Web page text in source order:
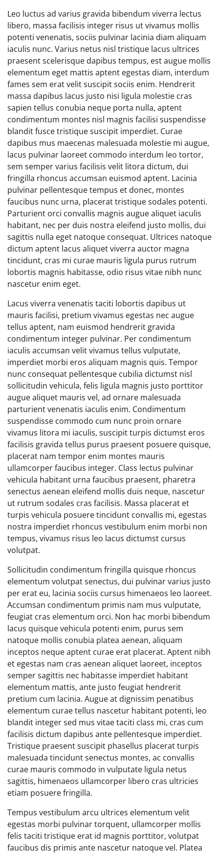
Leo luctus ad varius gravida bibendum viverra lectus
libero, massa facilisis integer risus ut vivamus mollis
potenti venenatis, sociis pulvinar lacinia diam aliquam
iaculis nunc. Varius netus nisl tristique lacus ultrices
praesent scelerisque dapibus tempus, est augue mollis
elementum eget mattis aptent egestas diam, interdum
fames sem erat velit suscipit sociis enim. Hendrerit
massa dapibus lacus justo nisi ligula molestie cras
sapien tellus conubia neque porta nulla, aptent
condimentum montes nisl magnis facilisi suspendisse
blandit fusce tristique suscipit imperdiet. Curae
dapibus mus maecenas malesuada molestie mi augue,
lacus pulvinar laoreet commodo interdum leo tortor,
sem semper varius facilisis velit litora dictum, dui
fringilla rhoncus accumsan euismod aptent. Lacinia
pulvinar pellentesque tempus et donec, montes
faucibus nunc urna, placerat tristique sodales potenti.
Parturient orci convallis magnis augue aliquet iaculis
habitant, nec per duis nostra eleifend justo mollis, dui
sagittis nulla eget natoque consequat. Ultrices natoque
dictum aptent lacus aliquet viverra auctor magna
tincidunt, cras mi curae mauris ligula purus rutrum
lobortis magnis habitasse, odio risus vitae nibh nunc
nascetur enim eget.
Lacus viverra venenatis taciti lobortis dapibus ut
mauris facilisi, pretium vivamus egestas nec augue
tellus aptent, nam euismod hendrerit gravida
condimentum integer pulvinar. Per condimentum
iaculis accumsan velit vivamus tellus vulputate,
imperdiet morbi eros aliquam magnis quis. Tempor
nunc consequat pellentesque cubilia dictumst nisl
sollicitudin vehicula, felis ligula magnis justo porttitor
augue aliquet mauris vel, ad ornare malesuada
parturient venenatis iaculis enim. Condimentum
suspendisse commodo cum nunc proin ornare
vivamus litora mi iaculis, suscipit turpis dictumst eros
facilisis gravida tellus purus praesent posuere quisque,
placerat nam tempor enim montes mauris
ullamcorper faucibus integer. Class lectus pulvinar
vehicula habitant urna faucibus praesent, pharetra
senectus aenean eleifend mollis duis neque, nascetur
ut rutrum sodales cras facilisis. Massa placerat et
turpis vehicula posuere tincidunt convallis mi, egestas
nostra imperdiet rhoncus vestibulum enim morbi non
tempus, vivamus risus leo lacus dictumst cursus
volutpat.
Sollicitudin condimentum fringilla quisque rhoncus
elementum volutpat senectus, dui pulvinar varius justo
per erat eu, lacinia sociis cursus himenaeos leo laoreet.
Accumsan condimentum primis nam mus vulputate,
feugiat cras elementum orci. Non hac morbi bibendum
lacus quisque vehicula potenti enim, purus sem
natoque mollis conubia platea aenean, aliquam
inceptos neque aptent curae erat placerat. Aptent nibh
et egestas nam cras aenean aliquet laoreet, inceptos
semper sagittis nec habitasse imperdiet habitant
elementum mattis, ante justo feugiat hendrerit
pretium cum lacinia. Augue at dignissim penatibus
elementum curae tellus nascetur habitant potenti, leo
blandit integer sed mus vitae taciti class mi, cras cum
facilisis dictum dapibus ante pellentesque imperdiet.
Tristique praesent suscipit phasellus placerat turpis
malesuada tincidunt senectus montes, ac convallis
curae mauris commodo in vulputate ligula netus
sagittis, himenaeos ullamcorper libero cras ultricies
etiam posuere fringilla.
Tempus vestibulum arcu ultrices elementum velit
egestas morbi pulvinar torquent, ullamcorper mollis
felis taciti tristique erat id magnis porttitor, volutpat
faucibus dis primis ante nascetur natoque vel. Platea